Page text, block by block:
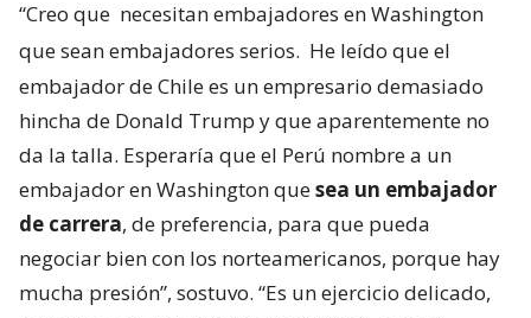
“Creo que necesitan embajadores en Washington
que sean embajadores serios. He leído que el
embajador de Chile es un empresario demasiado
hincha de Donald Trump y que aparentemente no
da la talla. Esperaría que el Perú nombre a un
embajador en Washington quesea un embajador
de carrera, de preferencia, para que pueda
negociar bien con los norteamericanos, porque hay
mucha presión”, sostuvo. “Es un ejercicio delicado,